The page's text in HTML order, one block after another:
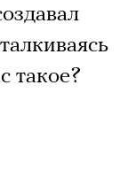
такое?